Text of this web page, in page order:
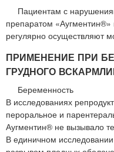
Пациентам с
препаратом «Аугментин®»
регулярно осуществляют
ПРИМЕНЕНИЕ ПРИ
ГРУДНОГО
Беременность
В исследованиях
пероральное и
Аугментин® не вызывало
В единичном